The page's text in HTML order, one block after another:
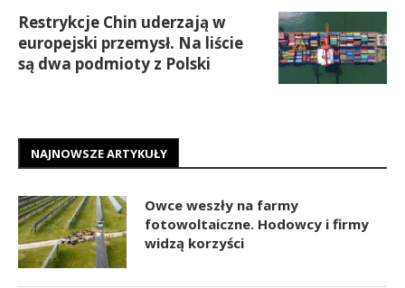
Restrykcje Chin uderzają w
europejski przemysł. Na liście
są dwa podmioty z Polski
NAJNOWSZE ARTYKUŁY
Owce weszły na farmy
fotowoltaiczne. Hodowcy i firmy
widzą korzyści